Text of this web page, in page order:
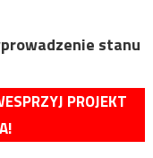
stanu
PROJEKT